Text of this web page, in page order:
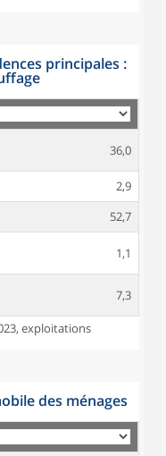
principales :
36,0
2,9
52,7
1,1
7,3
exploitations
des ménages